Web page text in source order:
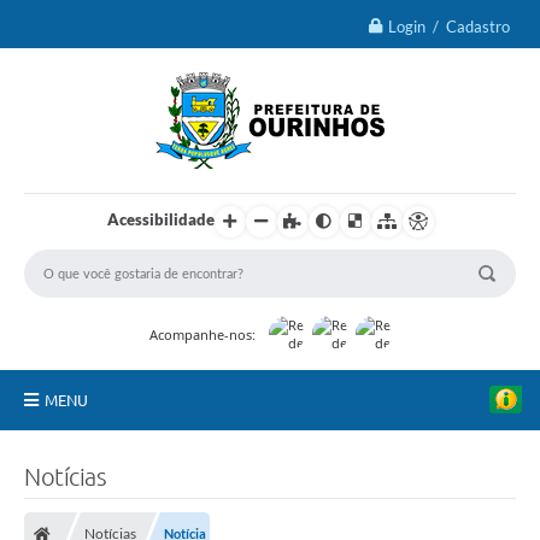
Login / Cadastro
Acessibilidade
Acompanhe-nos:
MENU
Notícias
Notícias Notícia